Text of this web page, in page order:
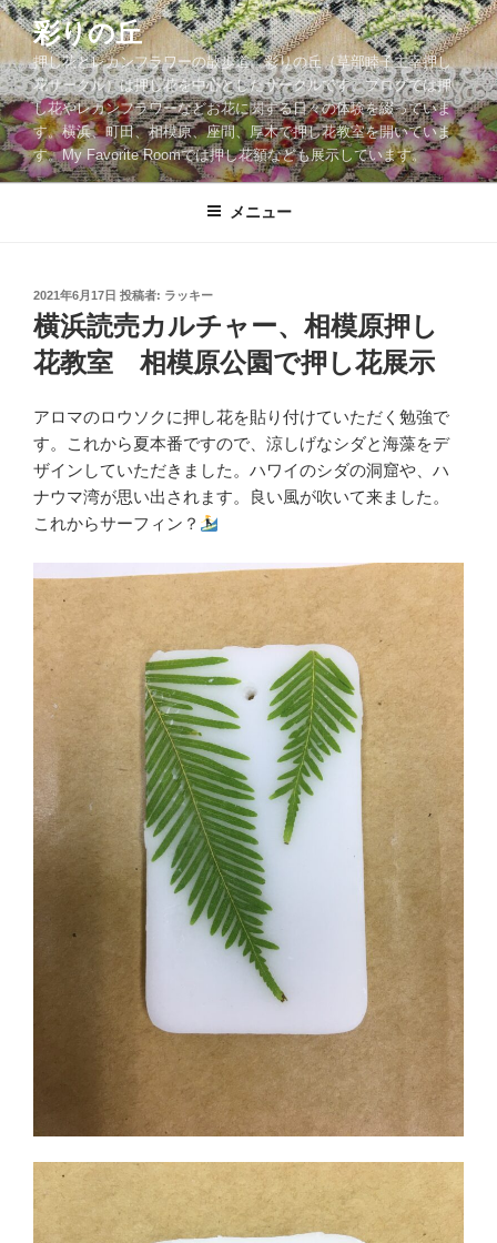
コ
ン
テ
ン
ツ
へ
ス
彩りの丘
押し花とレカンフラワーの散歩道。彩りの丘（草部睦子主宰押し
花サークル）は押し花を中心としたサークルです。ブログでは押
し花やレカンフラワーなどお花に関する日々の体験を綴っていま
す。横浜、町田、相模原、座間、厚木で押し花教室を開いていま
す。My Favorite Roomでは押し花額なども展示しています。
メニュー
投
稿
日:
2021年6月17日 投稿者: ラッキー
横浜読売カルチャー、相模原押し
花教室 相模原公園で押し花展示
アロマのロウソクに押し花を貼り付けていただく勉強で
す。これから夏本番ですので、涼しげなシダと海藻をデ
ザインしていただきました。ハワイのシダの洞窟や、ハ
ナウマ湾が思い出されます。良い風が吹いて来ました。
これからサーフィン？